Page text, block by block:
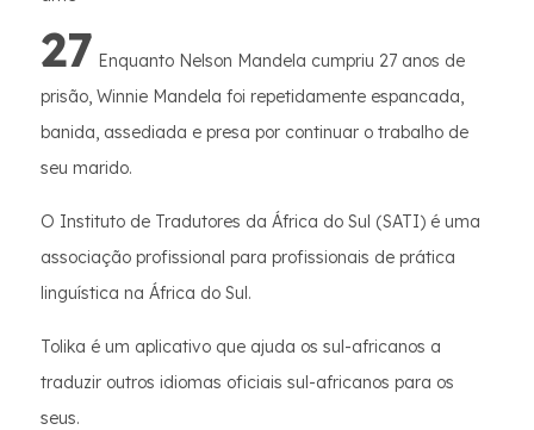
27 Enquanto Nelson Mandela cumpriu 27 anos de
prisão, Winnie Mandela foi repetidamente espancada,
banida, assediada e presa por continuar o trabalho de
seu marido.
O Instituto de Tradutores da África do Sul (SATI) é uma
associação profissional para profissionais de prática
linguística na África do Sul.
Tolika é um aplicativo que ajuda os sul-africanos a
traduzir outros idiomas oficiais sul-africanos para os
seus.